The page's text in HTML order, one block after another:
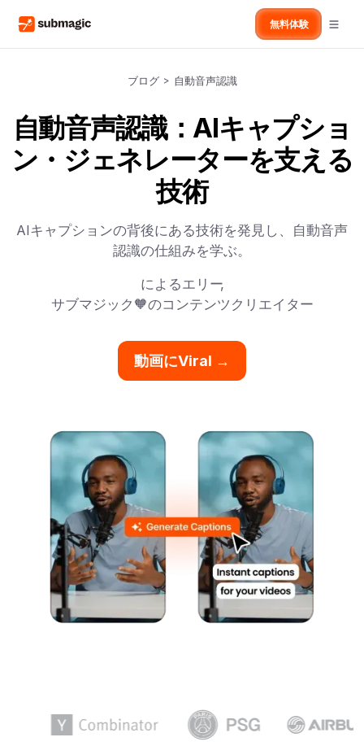
無料体験
ブログ > 自動音声認識
自動音声認識：AIキャプショ
ン・ジェネレーターを支える
技術
AIキャプションの背後にある技術を発見し、自動音声
認識の仕組みを学ぶ。
によるエリー,
サブマジック🧡のコンテンツクリエイター
動画にViral →